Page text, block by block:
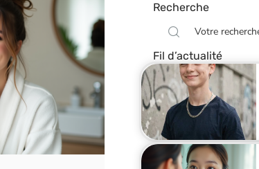
Recherche
Fil d’actualité